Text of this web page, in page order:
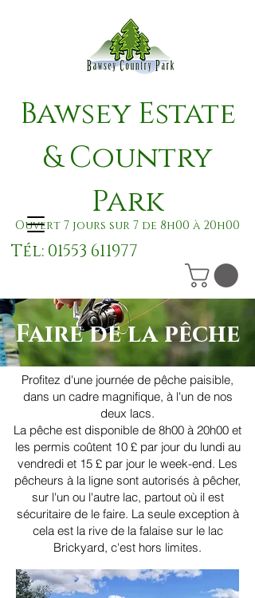
Bawsey Estate
& Country
Park
Ouvert 7 jours sur 7 de 8h00 à 20h00
Tél: 01553 611977
Faire de la pêche
Profitez d'une journée de pêche paisible,
dans un cadre magnifique, à l'un de nos
deux lacs.
La pêche est disponible de 8h00 à 20h00 et
les permis coûtent 10 £ par jour du lundi au
vendredi et 15 £ par jour le week-end. Les
pêcheurs à la ligne sont autorisés à pêcher,
sur l'un ou l'autre lac, partout où il est
sécuritaire de le faire. La seule exception à
cela est la rive de la falaise sur le lac
Brickyard, c'est hors limites.